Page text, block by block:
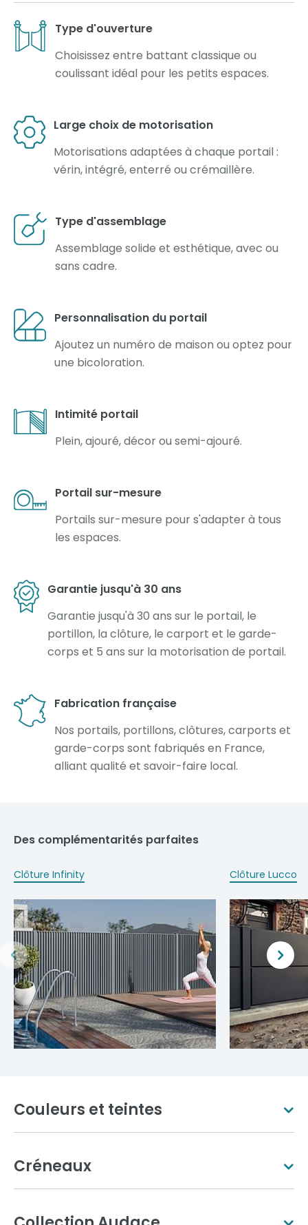
Type d'ouverture
Choisissez entre battant classique ou
coulissant idéal pour les petits espaces.
Large choix de motorisation
Motorisations adaptées à chaque portail :
vérin, intégré, enterré ou crémaillère.
Type d'assemblage
Assemblage solide et esthétique, avec ou
sans cadre.
Personnalisation du portail
Ajoutez un numéro de maison ou optez pour
une bicoloration.
Intimité portail
Plein, ajouré, décor ou semi-ajouré.
Portail sur-mesure
Portails sur-mesure pour s'adapter à tous
les espaces.
Garantie jusqu'à 30 ans
Garantie jusqu'à 30 ans sur le portail, le
portillon, la clôture, le carport et le garde-
corps et 5 ans sur la motorisation de portail.
Fabrication française
Nos portails, portillons, clôtures, carports et
garde-corps sont fabriqués en France,
alliant qualité et savoir-faire local.
Des complémentarités parfaites
Clôture Infinity Clôture Lucco
Couleurs et teintes
Créneaux